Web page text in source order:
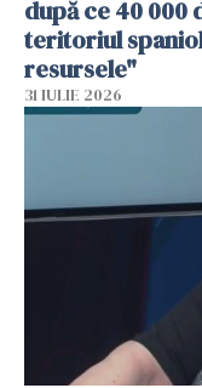
după ce 40 000
teritoriul
resursele"
31 IULIE 2026